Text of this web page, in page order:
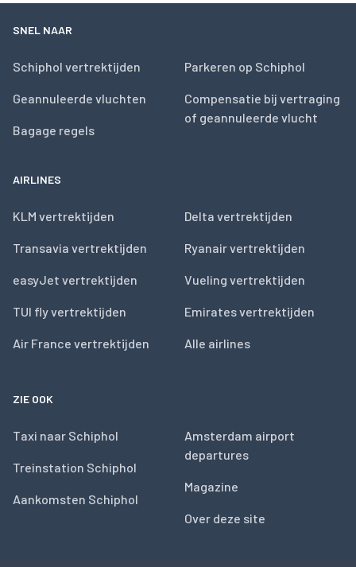
SNEL NAAR
Schiphol vertrektijden
Geannuleerde vluchten
Bagage regels
Parkeren op Schiphol
Compensatie bij vertraging
of geannuleerde vlucht
AIRLINES
KLM vertrektijden
Transavia vertrektijden
easyJet vertrektijden
TUI fly vertrektijden
Air France vertrektijden
Delta vertrektijden
Ryanair vertrektijden
Vueling vertrektijden
Emirates vertrektijden
Alle airlines
ZIE OOK
Taxi naar Schiphol
Treinstation Schiphol
Aankomsten Schiphol
Amsterdam airport
departures
Magazine
Over deze site